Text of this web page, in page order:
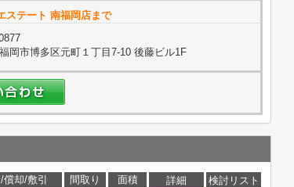
ステート 南福岡店まで
岡市博多区元町１丁目7-10 後藤ビル1F
却/敷引 間取り 面積 詳細
検討リスト